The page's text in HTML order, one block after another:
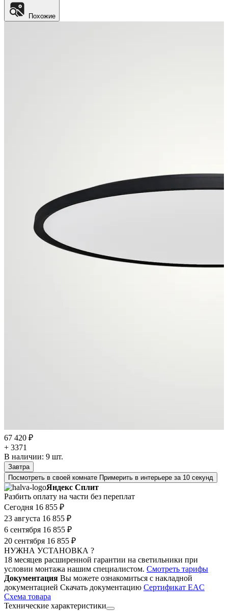
Похожие
67 420 ₽
+ 3371
В наличии: 9 шт.
Завтра
Посмотреть в своей комнате Примерить в интерьере за 10 секунд
Яндекс Сплит
Разбить оплату на части без переплат
Сегодня 16 855 ₽
23 августа 16 855 ₽
6 сентября 16 855 ₽
20 сентября 16 855 ₽
НУЖНА УСТАНОВКА ?
18 месяцев расширенной гарантии на светильники при
условии монтажа нашим специалистом. Смотреть тарифы
Документация Вы можете ознакомиться с накладной
документацией Скачать документацию Cертификат EAC
Cхема товара
Технические характеристики